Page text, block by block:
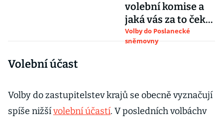
volební komise a
jaká vás za to čeká
odměna
Volby do Poslanecké
sněmovny
Volební účast
Volby do zastupitelstev krajů se obecně vyznačují
spíše nižšívolební účastí. V posledních volbáchv